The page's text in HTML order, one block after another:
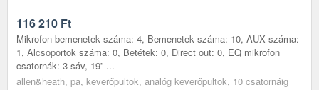
116 210 Ft
Mikrofon bemenetek száma: 4, Bemenetek száma: 10, AUX száma:
1, Alcsoportok száma: 0, Betétek: 0, Direct out: 0, EQ mikrofon
csatornák: 3 sáv, 19” ...
allen&heath, pa, keverőpultok, analóg keverőpultok, 10 csatornáig